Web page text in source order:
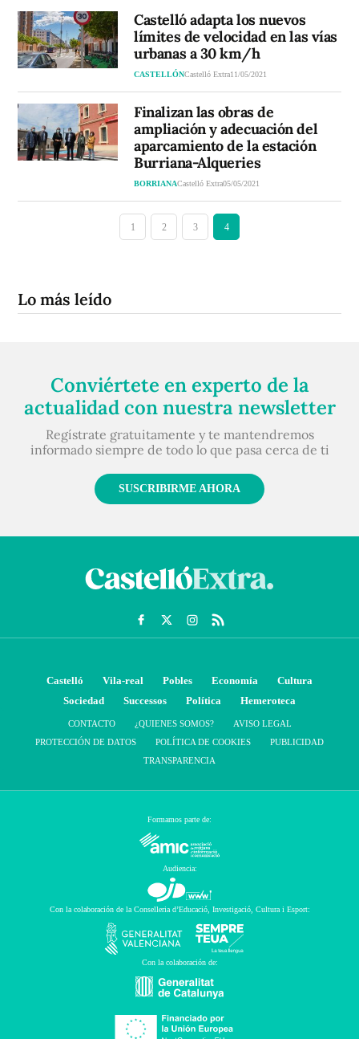
Castelló adapta los nuevos
límites de velocidad en las vías
urbanas a 30 km/h
CASTELLÓNCastelló Extra11/05/2021
Finalizan las obras de
ampliación y adecuación del
aparcamiento de la estación
Burriana-Alqueries
BORRIANACastelló Extra05/05/2021
1 2 3 4
Lo más leído
Conviértete en experto de la
actualidad con nuestra newsletter
Regístrate gratuitamente y te mantendremos
informado siempre de todo lo que pasa cerca de ti
SUSCRIBIRME AHORA
Castelló Vila-real Pobles Economía
Cultura
Sociedad
Successos Política Hemeroteca
CONTACTO ¿QUIENES SOMOS?
AVISO LEGAL
PROTECCIÓN DE DATOS
POLÍTICA DE COOKIES
PUBLICIDAD
TRANSPARENCIA
Formamos parte de:
Audiencia:
Con la colaboración de la Conselleria d’Educació, Investigació, Cultura i Esport:
Con la colaboración de: